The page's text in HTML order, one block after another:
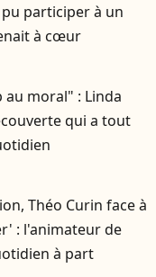
participer à un
à cœur
au moral" : Linda
qui a tout
Théo Curin face à
: l'animateur de
à part